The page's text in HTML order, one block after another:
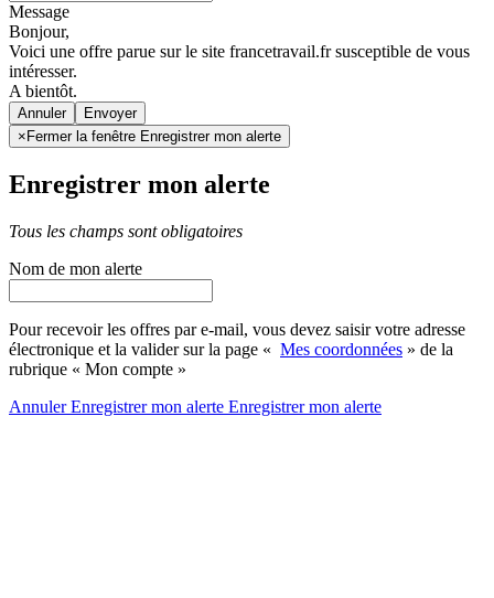
Message
Bonjour,
Voici une offre parue sur le site francetravail.fr susceptible de vous
intéresser.
A bientôt.
Annuler
× Fermer la fenêtre Enregistrer mon alerte
Enregistrer mon alerte
Tous les champs sont obligatoires
Nom de mon alerte
Pour recevoir les offres par e-mail, vous devez saisir votre adresse
électronique et la valider sur la page « Mes coordonnées » de la
rubrique « Mon compte »
AnnulerEnregistrer mon alerte Enregistrermon alerte